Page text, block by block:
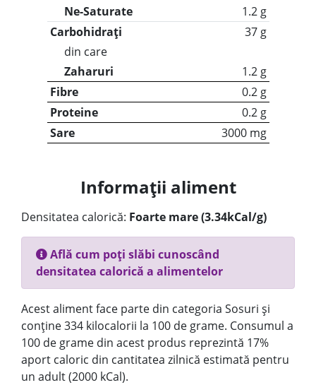
Ne-Saturate
1.2 g
Carbohidrați
37 g
din care
Zaharuri
1.2 g
Fibre
0.2 g
Proteine
0.2 g
Sare
3000 mg
Informații aliment
Densitatea calorică: Foarte mare (3.34kCal/g)
Află cum poți slăbi cunoscând
densitatea calorică a alimentelor
Acest aliment face parte din categoria Sosuri și
conține 334 kilocalorii la 100 de grame. Consumul a
100 de grame din acest produs reprezintă 17%
aport caloric din cantitatea zilnică estimată pentru
un adult (2000 kCal).